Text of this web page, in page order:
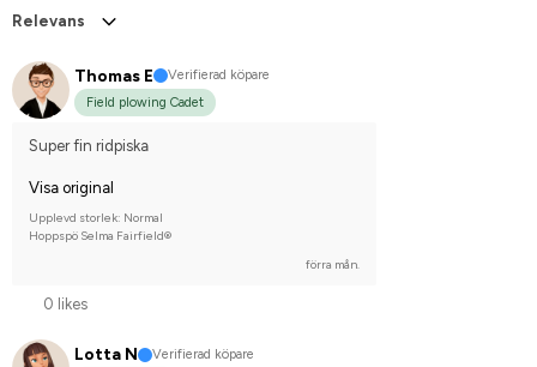
Relevans
Thomas E
Verifierad köpare
Field plowing Cadet
Super fin ridpiska
Visa original
Upplevd storlek: Normal
Hoppspö Selma Fairfield®
förra mån.
0 likes
Lotta N
Verifierad köpare